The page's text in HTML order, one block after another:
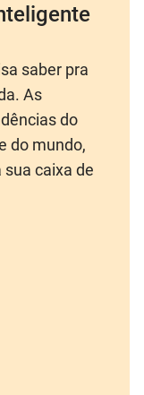
saber pra
As
do
do mundo,
caixa de